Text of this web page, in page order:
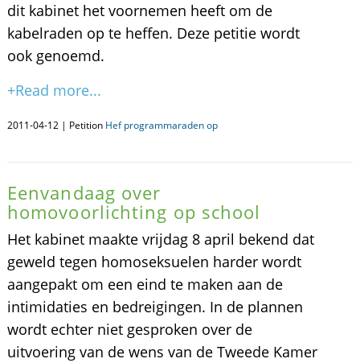
dit kabinet het voornemen heeft om de
kabelraden op te heffen. Deze petitie wordt
ook genoemd.
+Read more...
2011-04-12 | Petition Hef programmaraden op
Eenvandaag over
homovoorlichting op school
Het kabinet maakte vrijdag 8 april bekend dat
geweld tegen homoseksuelen harder wordt
aangepakt om een eind te maken aan de
intimidaties en bedreigingen. In de plannen
wordt echter niet gesproken over de
uitvoering van de wens van de Tweede Kamer